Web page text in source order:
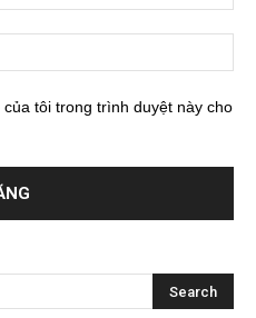
tôi trong trình duyệt này cho